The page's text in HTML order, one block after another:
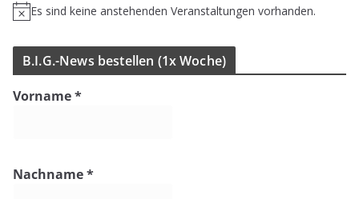
H
e
Es sind keine anstehenden Veranstaltungen vorhanden.
B.I.G.-News bestel­len (1x Woche)
Vorname*
Nachname*